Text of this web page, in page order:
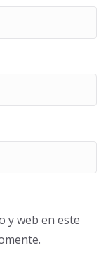
y web en este